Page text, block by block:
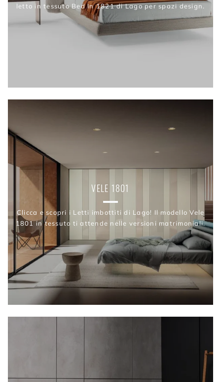
letto in tessuto Bed In 1821 di Lago per spazi design.
VELE 1801
Clicca e scopri i Letti imbottiti di Lago! Il modello Vele
1801 in tessuto ti attende nelle versioni matrimoniali.